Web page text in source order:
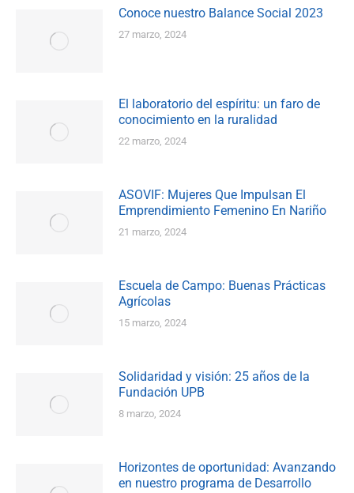
Conoce nuestro Balance Social 2023
27 marzo, 2024
El laboratorio del espíritu: un faro de
conocimiento en la ruralidad
22 marzo, 2024
ASOVIF: Mujeres Que Impulsan El
Emprendimiento Femenino En Nariño
21 marzo, 2024
Escuela de Campo: Buenas Prácticas
Agrícolas
15 marzo, 2024
Solidaridad y visión: 25 años de la
Fundación UPB
8 marzo, 2024
Horizontes de oportunidad: Avanzando
en nuestro programa de Desarrollo